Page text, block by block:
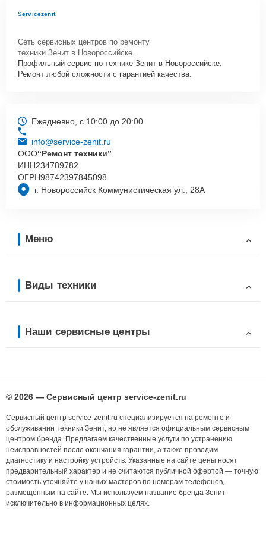
Servicezenit
Сеть сервисных центров по ремонту
техники Зенит в Новороссийске.
Профильный сервис по технике Зенит в Новороссийске.
Ремонт любой сложности с гарантией качества.
г. Новороссийск Коммунистическая ул., 28А
Ежедневно, с 10:00 до 20:00
info@service-zenit.ru
ООО“Ремонт техники”
ИНН234789782
ОГРН98742397845098
Меню
Виды техники
Наши сервисные центры
© 2026 — Сервисный центр service-zenit.ru
Сервисный центр service-zenit.ru специализируется на ремонте и
обслуживании техники Зенит, но не является официальным сервисным
центром бренда. Предлагаем качественные услуги по устранению
неисправностей после окончания гарантии, а также проводим
диагностику и настройку устройств. Указанные на сайте цены носят
предварительный характер и не считаются публичной офертой — точную
стоимость уточняйте у наших мастеров по номерам телефонов,
размещённым на сайте. Мы используем название бренда Зенит
исключительно в информационных целях.